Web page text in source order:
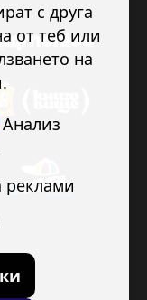
с друга
от теб или
на
Анализ
реклами